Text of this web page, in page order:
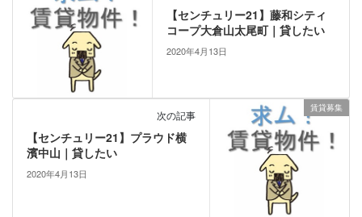
【センチュリー21】藤和シティ
コープ大倉山太尾町｜貸したい
2020年4月13日
賃貸募集
次の記事
【センチュリー21】プラウド横
濱中山｜貸したい
2020年4月13日